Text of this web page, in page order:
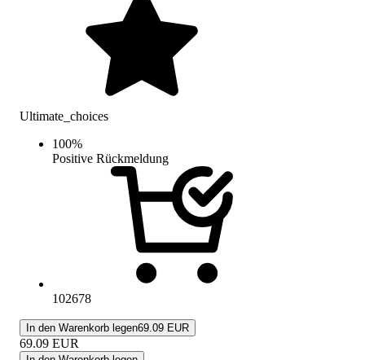
Ultimate_choices
100%
Positive Rückmeldung
102678
In den Warenkorb legen69.09 EUR
69.09 EUR